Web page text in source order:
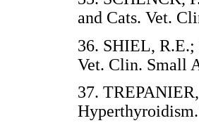
and Cats. Vet.
36. SHIEL, R.E.;
Vet. Clin.
37.